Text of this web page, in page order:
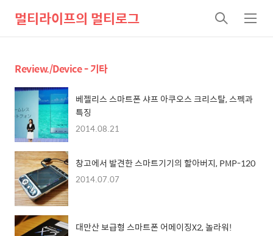
멀티라이프의 멀티로그
검
색
메
뉴
Review./Device - 기타
베젤리스 스마트폰 샤프 아쿠오스 크리스탈, 스펙과
특징
2014.08.21
창고에서 발견한 스마트기기의 할아버지, PMP-120
2014.07.07
대만산 보급형 스마트폰 어메이징X2, 놀라워!